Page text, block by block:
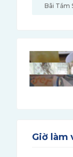
Bãi Tắm
Giờ làm